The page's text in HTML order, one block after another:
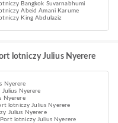
Bangkok Suvarnabhumi
Abeid Amani Karume
King Abdulaziz
lotniczy Julius Nyerere
Nyerere
Nyerere
Nyerere
lotniczy Julius Nyerere
Julius Nyerere
lotniczy Julius Nyerere